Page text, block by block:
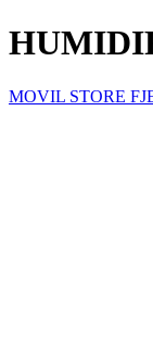
MOVIL STORE